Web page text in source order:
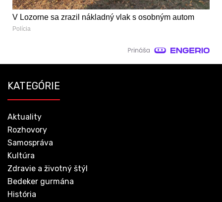
V Lozorne sa zrazil nákladný vlak s osobným autom
Polícia
KATEGÓRIE
Aktuality
Rozhovory
Samospráva
Kultúra
Zdravie a životný štýl
Bedeker gurmána
História